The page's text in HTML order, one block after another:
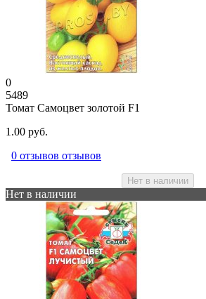
0
5489
Томат Самоцвет золотой F1
1.00 руб.
0 отзывов отзывов
Нет в наличии
Нет в наличии